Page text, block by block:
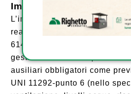
Impianto Elettrico
L’impianto elettrico all’
realizzato in conformità alla
61439 CEI 164-8 e CEI EN
gestione tramite un quadro
ausiliari obbligatori come
UNI 11292-punto 6 (nello